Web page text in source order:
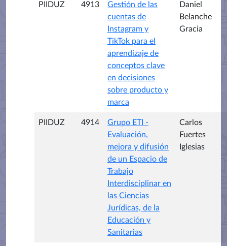
PIIDUZ 4913
Gestión de las
cuentas de
Instagram y
TikTok para el
aprendizaje de
conceptos clave
en decisiones
sobre producto y
marca
Daniel
Belanche
Gracia
PIIDUZ 4914
Grupo ETI -
Evaluación,
mejora y difusión
de un Espacio de
Trabajo
Interdisciplinar en
las Ciencias
Jurídicas, de la
Educación y
Sanitarias
Carlos
Fuertes
Iglesias